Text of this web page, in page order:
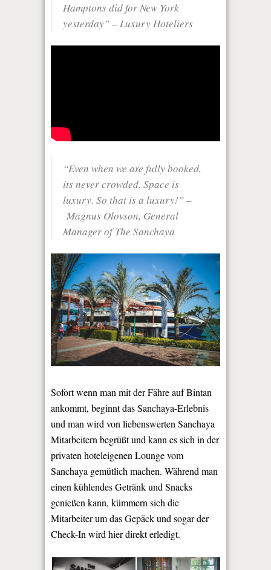
Hamptons did for New York
yesterday”– Luxury Hoteliers
“Even when we are fully booked,
its never crowded. Space is
luxury. So that is a luxury!”–
Magnus Olovson, General
Manager of The Sanchaya
Sofort wenn man mit der Fähre auf Bintan
ankommt, beginnt das Sanchaya-Erlebnis
und man wird von liebenswerten Sanchaya
Mitarbeitern begrüßt und kann es sich in der
privaten hoteleigenen Lounge vom
Sanchaya gemütlich machen. Während man
einen kühlendes Getränk und Snacks
genießen kann, kümmern sich die
Mitarbeiter um das Gepäck und sogar der
Check-In wird hier direkt erledigt.